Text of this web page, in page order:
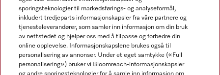
sporingsteknologier til markedsførings- og analyseformål,
inkludert tredjeparts informasjonskapsler fra våre partnere og
tjenesteleverandører, som samler inn informasjon om din bruk
av nettstedet og hjelper oss med å tilpasse og forbedre din
online opplevelse. Informasjonskapslene brukes også til
personalisering av annonser. Under et eget samtykke («Full
personalisering») bruker vi Bloomreach-informasjonskapsler